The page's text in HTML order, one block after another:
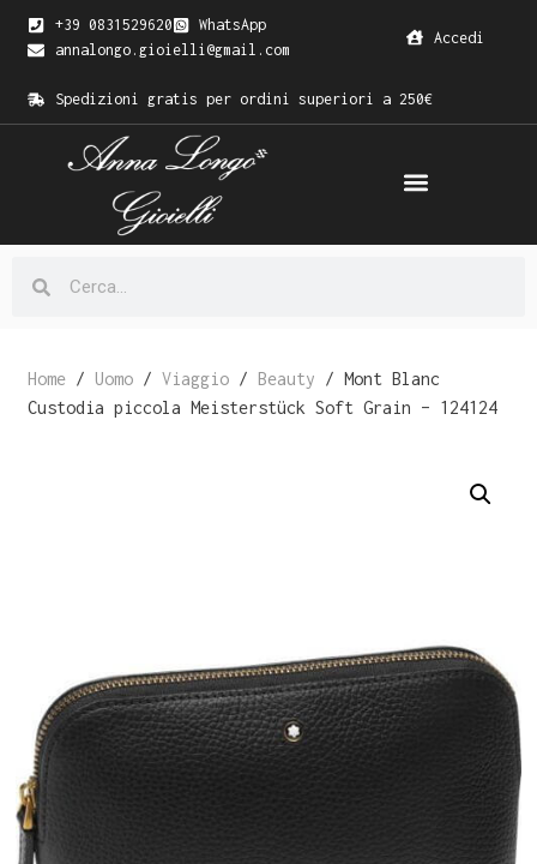
+39 0831529620
WhatsApp
annalongo.gioielli@gmail.com
Accedi
Spedizioni gratis per ordini superiori a 250€
Home / Uomo /Viaggio / Beauty / Mont Blanc
Custodia piccola Meisterstück Soft Grain – 124124